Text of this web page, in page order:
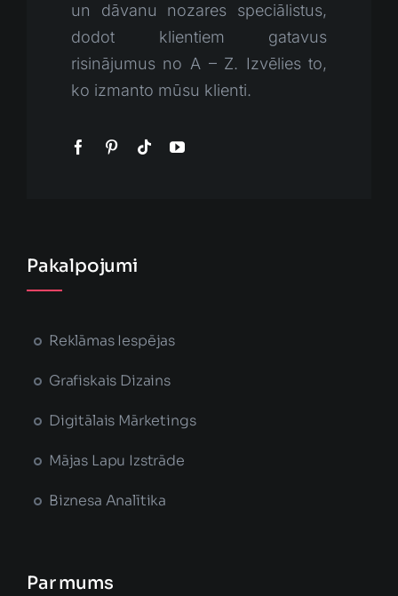
un dāvanu nozares speciālistus,
dodot klientiem gatavus
risinājumus no A – Z. Izvēlies to,
ko izmanto mūsu klienti.
Pakalpojumi
Reklāmas Iespējas
Grafiskais Dizains
Digitālais Mārketings
Mājas Lapu Izstrāde
Biznesa Analītika
Par mums